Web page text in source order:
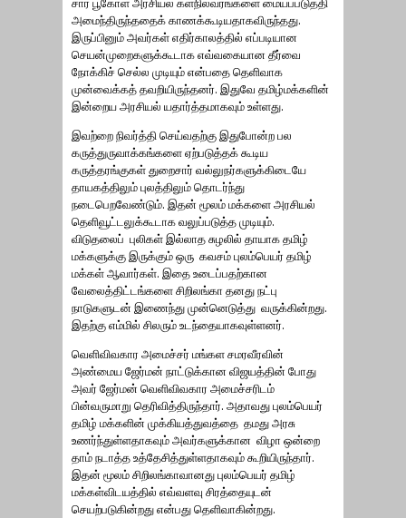
அமைந்திருந்ததைக் காணக்கூடியதாகவிருந்தது.
இருப்பினும் அவர்கள் எதிர்காலத்தில் எப்படியான
செயன்முறைகளுக்கூடாக எவ்வகையான தீர்வை
நோக்கிச் செல்ல முடியும் என்பதை தெளிவாக
முன்வைக்கத் தவறியிருந்தனர். இதுவே தமிழ்மக்களின்
இன்றைய அரசியல் யதார்த்தமாகவும் உள்ளது.
இவற்றை நிவர்த்தி செய்வதற்கு இதுபோன்ற பல
கருத்துருவாக்கங்களை ஏற்படுத்தக் கூடிய
கருத்தரங்குகள் துறைசார் வல்லுநர்களுக்கிடையே
தாயகத்திலும் புலத்திலும் தொடர்ந்து
நடைபெறவேண்டும். இதன் மூலம் மக்களை அரசியல்
தெளிவூட்டலுக்கூடாக வலுப்படுத்த முடியும்.
விடுதலைப் புலிகள் இல்லாத சுழலில் தாயாக தமிழ்
மக்களுக்கு இருக்கும் ஒரு கவசம் புலம்பெயர் தமிழ்
மக்கள் ஆவார்கள். இதை உடைப்பதற்கான
வேலைத்திட்டங்களை சிறிலங்கா தனது நட்பு
நாடுகளுடன் இணைந்து முன்னெடுத்து வருக்கின்றது.
இதற்கு எம்மில் சிலரும் உடந்தையாகவுள்ளனர்.
வெளிவிவகார அமைச்சர் மங்கள சமரவீரவின்
அண்மைய ஜேர்மன் நாட்டுக்கான விஜயத்தின் போது
அவர் ஜேர்மன் வெளிவிவகார அமைச்சரிடம்
பின்வருமாறு தெரிவித்திருந்தார். அதாவது புலம்பெயர்
தமிழ் மக்களின் முக்கியத்துவத்தை தமது அரசு
உணர்ந்துள்ளதாகவும் அவர்களுக்கான விழா ஒன்றை
தாம் நடாத்த உத்தேசித்துள்ளதாகவும் கூறியிருந்தார்.
இதன் மூலம் சிறிலங்காவானது புலம்பெயர் தமிழ்
மக்கள்விடயத்தில் எவ்வளவு சிரத்தையுடன்
செயற்படுகின்றது என்பது தெளிவாகின்றது.